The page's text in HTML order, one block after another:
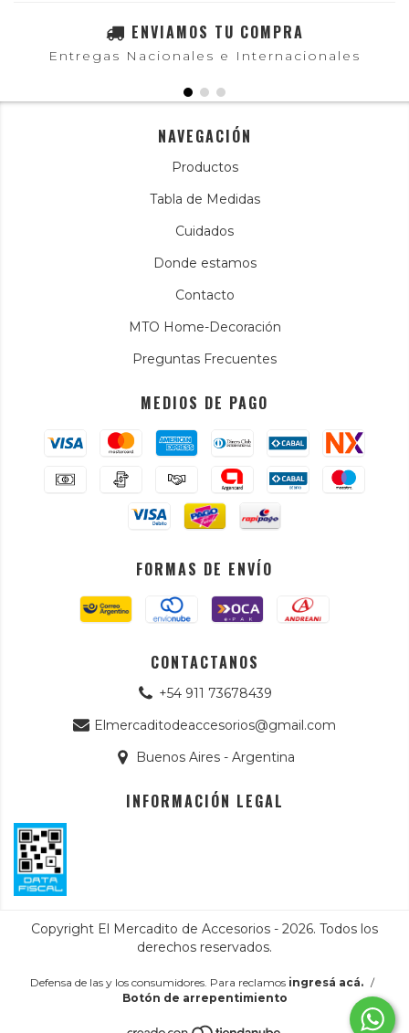
ENVIAMOS TU COMPRA
Entregas Nacionales e Internacionales
NAVEGACIÓN
Productos
Tabla de Medidas
Cuidados
Donde estamos
Contacto
MTO Home-Decoración
Preguntas Frecuentes
MEDIOS DE PAGO
FORMAS DE ENVÍO
CONTACTANOS
+54 911 73678439
Elmercaditodeaccesorios@gmail.com
Buenos Aires - Argentina
INFORMACIÓN LEGAL
Copyright El Mercadito de Accesorios - 2026. Todos los
derechos reservados.
Defensa de las y los consumidores. Para reclamos ingresá acá. /
Botón de arrepentimiento